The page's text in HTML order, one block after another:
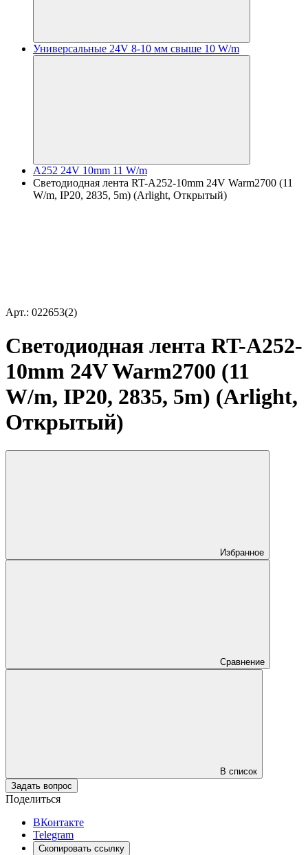
Универсальные 24V 8-10 мм свыше 10 W/m
A252 24V 10mm 11 W/m
Светодиодная лента RT-A252-10mm 24V Warm2700 (11
W/m, IP20, 2835, 5m) (Arlight, Открытый)
Арт.: 022653(2)
Светодиодная лента RT-A252-
10mm 24V Warm2700 (11
W/m, IP20, 2835, 5m) (Arlight,
Открытый)
Избранное
Сравнение
В список
Задать вопрос
Поделиться
ВКонтакте
Telegram
Скопировать ссылку